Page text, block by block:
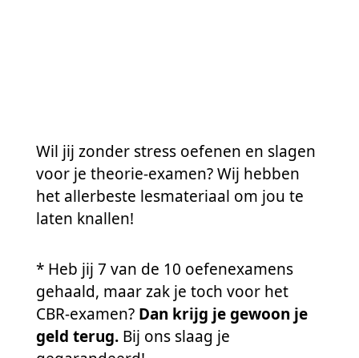
Wil jij zonder stress oefenen en slagen
voor je theorie-examen? Wij hebben
het allerbeste lesmateriaal om jou te
laten knallen!
* Heb jij 7 van de 10 oefenexamens
gehaald, maar zak je toch voor het
CBR-examen? Dan krijg je gewoon je
geld terug. Bij ons slaag je